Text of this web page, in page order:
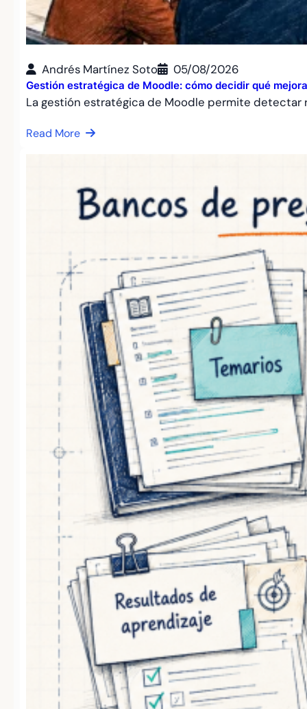
Andrés Martínez Soto 05/08/2026
Gestión estratégica de Moodle: cómo decidir qué
La gestión estratégica de Moodle permite detectar
Read More